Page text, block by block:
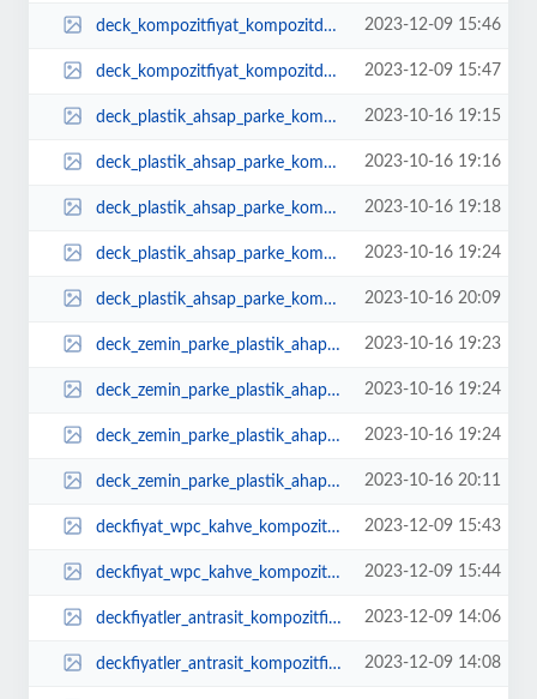
deck_kompozitfiyat_kompozitdeckfiyat_m2_zemin_kaplama12___Kopya.jpeg 2023-12-09 15:46
deck_kompozitfiyat_kompozitdeckfiyat_m2_zemin_kaplama12___Kopya_1.jpeg 2023-12-09 15:47
deck_plastik_ahsap_parke_kompozit.jpg 2023-10-16 19:15
deck_plastik_ahsap_parke_kompozit_1.jpg 2023-10-16 19:16
deck_plastik_ahsap_parke_kompozit_2.jpg 2023-10-16 19:18
deck_plastik_ahsap_parke_kompozit_3.jpg 2023-10-16 19:24
deck_plastik_ahsap_parke_kompozit_yerkaplama_bahe.jpg 2023-10-16 20:09
deck_zemin_parke_plastik_ahap_kaplama.jpg 2023-10-16 19:23
deck_zemin_parke_plastik_ahap_kaplama_1.jpg 2023-10-16 19:24
deck_zemin_parke_plastik_ahap_kaplama_2.jpg 2023-10-16 19:24
deck_zemin_parke_plastik_ahap_kaplama_fiyat.jpg 2023-10-16 20:11
deckfiyat_wpc_kahve_kompozitfiyat_kompozitdeckfiyat_m2_zemin_kaplama___Kopya.... 2023-12-09 15:43
deckfiyat_wpc_kahve_kompozitfiyat_kompozitdeckfiyat_m2_zemin_kaplama___Kopya_... 2023-12-09 15:44
deckfiyatler_antrasit_kompozitfiyat_kompozitdeckfiyat_m2_zemin_kaplama_bahe.jpeg 2023-12-09 14:06
deckfiyatler_antrasit_kompozitfiyat_kompozitdeckfiyat_m2_zemin_kaplama_bahe__... 2023-12-09 14:08